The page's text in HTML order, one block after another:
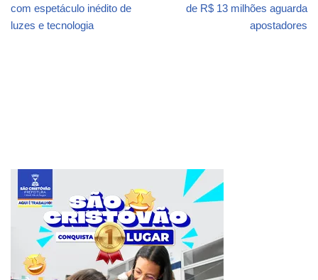
com espetáculo inédito de
luzes e tecnologia
de R$ 13 milhões aguarda
apostadores